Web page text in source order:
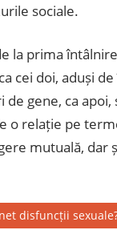
sociale.
la prima
cei doi, aduși
de gene, ca
o relație pe
mutuală, dar
disfuncții